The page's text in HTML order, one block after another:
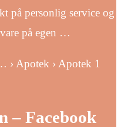
på personlig service og
på egen …
› Apotek › Apotek 1
– Facebook